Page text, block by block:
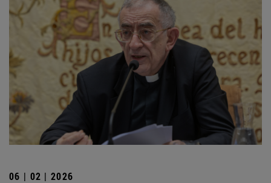
06 | 02 | 2026